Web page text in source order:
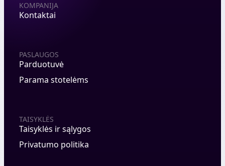
KOMPANIJA
Kontaktai
PASLAUGOS
Parduotuvė
Parama stotelėms
TAISYKLĖS
Taisyklės ir sąlygos
Privatumo politika